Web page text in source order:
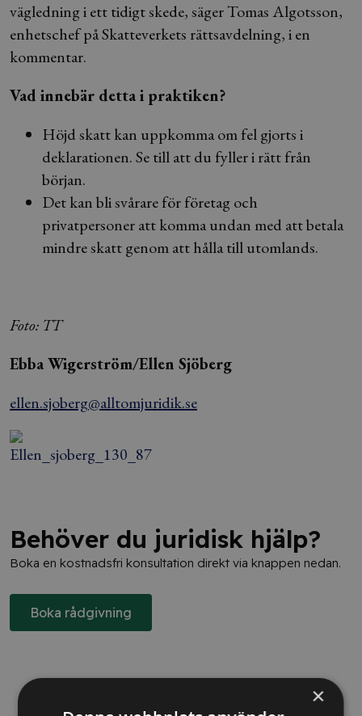
vägledning i ett tidigt skede, säger Tomas Algotsson,
enhetschef på Skatteverkets rättsavdelning, i en
kommentar.
Vad innebär detta i praktiken?
Höjd skatt kan uppkomma om fel gjorts i
deklarationen. Se till att du fyller i rätt från
början.
Det kan bli svårare för företag och
privatpersoner att komma undan med att betala
mindre skatt genom att hålla till utomlands.
Foto: TT
Ebba Wigerström/Ellen Sjöberg
ellen.sjoberg@alltomjuridik.se
Behöver du juridisk hjälp?
Boka en kostnadsfri konsultation direkt via knappen nedan.
Boka rådgivning
×